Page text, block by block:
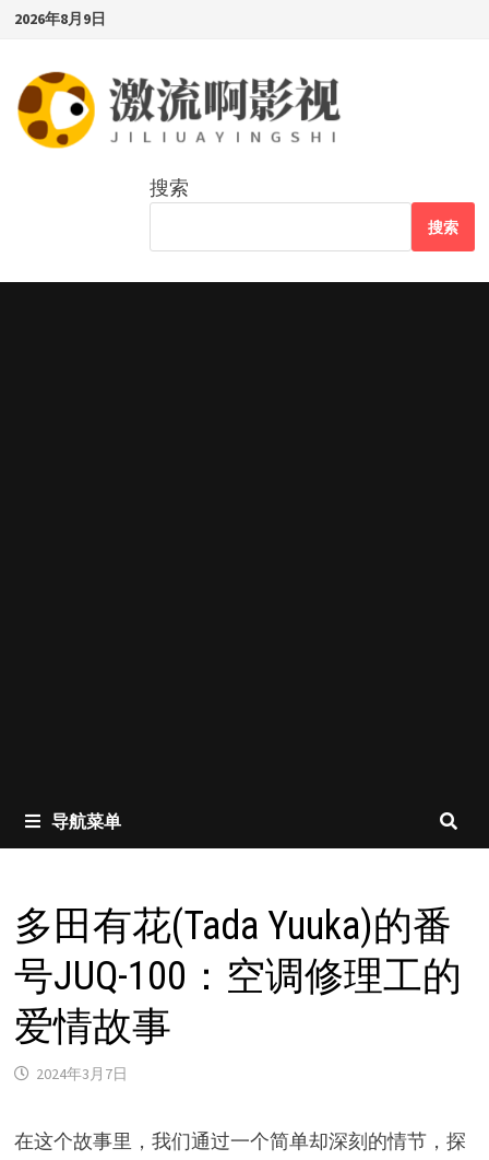
Skip
content
2026年8月9日
搜索
搜索
导航菜单
多田有花(Tada Yuuka)的番
号JUQ-100：空调修理工的
爱情故事
2024年3月7日
在这个故事里，我们通过一个简单却深刻的情节，探